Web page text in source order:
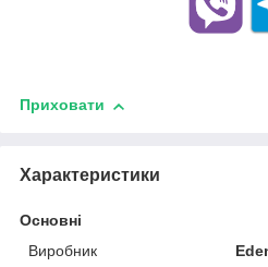
Приховати
Характеристики
Основні
Виробник